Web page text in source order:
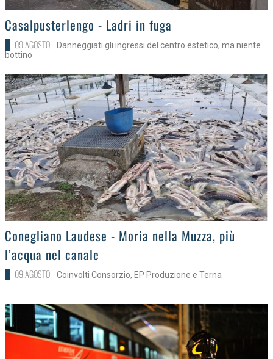
>
Casalpusterlengo - Ladri in fuga
09 AGOSTO
Danneggiati gli ingressi del centro estetico, ma niente
bottino
>
Conegliano Laudese - Moria nella Muzza, più
l’acqua nel canale
09 AGOSTO Coinvolti Consorzio, EP Produzione e Terna